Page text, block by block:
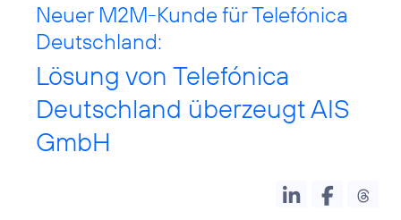
Neuer M2M-Kunde für Telefónica
Deutschland:
Lösung von Telefónica
Deutschland überzeugt AIS
GmbH